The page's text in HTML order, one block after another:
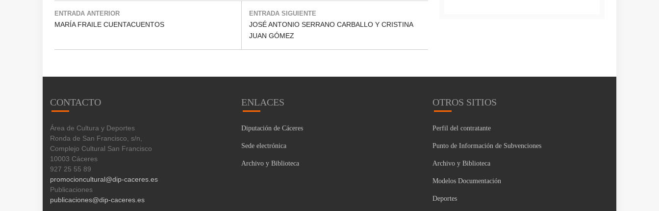
ENTRADA ANTERIOR
MARÍA FRAILE CUENTACUENTOS
ENTRADA SIGUIENTE
JOSÉ ANTONIO SERRANO CARBALLO Y CRISTINA
JUAN GÓMEZ
CONTACTO
Área de Cultura y Deportes
Ronda de San Francisco, s/n,
Complejo Cultural San Francisco
10003 Cáceres
927 25 55 89
promocioncultural@dip-caceres.es
Publicaciones
publicaciones@dip-caceres.es
ENLACES
Diputación de Cáceres
Sede electrónica
Archivo y Biblioteca
OTROS SITIOS
Perfil del contratante
Punto de Información de Subvenciones
Archivo y Biblioteca
Modelos Documentación
Deportes